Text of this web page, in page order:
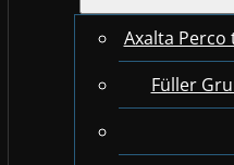
Axalta Perco
Füller